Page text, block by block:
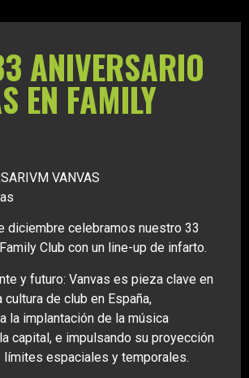
ANIVERSARIO
EN FAMILY
VANVAS
diciembre celebramos nuestro 33
Club con un line-up de infarto.
y futuro: Vanvas es pieza clave en
de club en España,
la implantación de la música
capital, e impulsando su proyección
límites espaciales y temporales.